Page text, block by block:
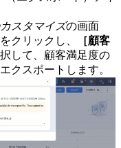
スタマイズの画面
クリックし、
［顧客
して、顧客満足度の
クスポートします。